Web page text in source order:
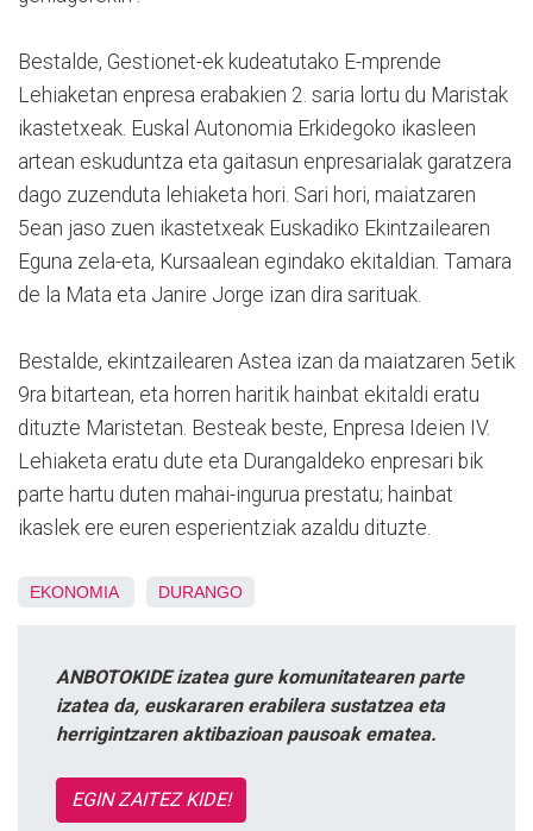
Bestalde, Gestionet-ek kudeatutako E-mprende
Lehiaketan enpresa erabakien 2. saria lortu du Maristak
ikastetxeak. Euskal Autonomia Erkidegoko ikasleen
artean eskuduntza eta gaitasun enpresarialak garatzera
dago zuzenduta lehiaketa hori. Sari hori, maiatzaren
5ean jaso zuen ikastetxeak Euskadiko Ekintzailearen
Eguna zela-eta, Kursaalean egindako ekitaldian. Tamara
de la Mata eta Janire Jorge izan dira sarituak.
Bestalde, ekintzailearen Astea izan da maiatzaren 5etik
9ra bitartean, eta horren haritik hainbat ekitaldi eratu
dituzte Maristetan. Besteak beste, Enpresa Ideien IV.
Lehiaketa eratu dute eta Durangaldeko enpresari bik
parte hartu duten mahai-ingurua prestatu; hainbat
ikaslek ere euren esperientziak azaldu dituzte.
EKONOMIA DURANGO
ANBOTOKIDE izatea gure komunitatearen parte
izatea da, euskararen erabilera sustatzea eta
herrigintzaren aktibazioan pausoak ematea.
EGIN ZAITEZ KIDE!